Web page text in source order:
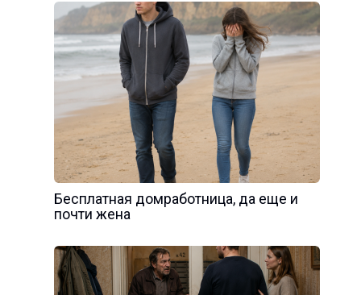
Бесплатная домработница, да еще и
почти жена